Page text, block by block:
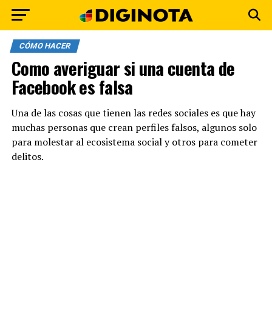
CÓMO HACER
Como averiguar si una cuenta de
Facebook es falsa
Una de las cosas que tienen las redes sociales es que hay
muchas personas que crean perfiles falsos, algunos solo
para molestar al ecosistema social y otros para cometer
delitos.